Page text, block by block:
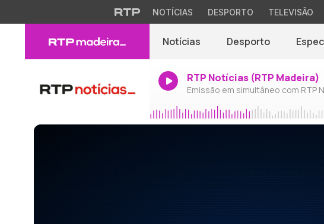
NOTÍCIAS DESPORTO TELEVISÃO
Notícias Desporto
RTP Notícias (RTP Madeira)
Emissão em simultâneo com RTP